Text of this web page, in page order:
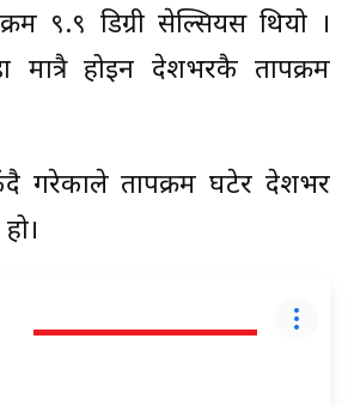
९.९ डिग्री सेल्सियस थियो ।
मात्रै होइन देशभरकै तापक्रम
गरेकाले तापक्रम घटेर देशभर